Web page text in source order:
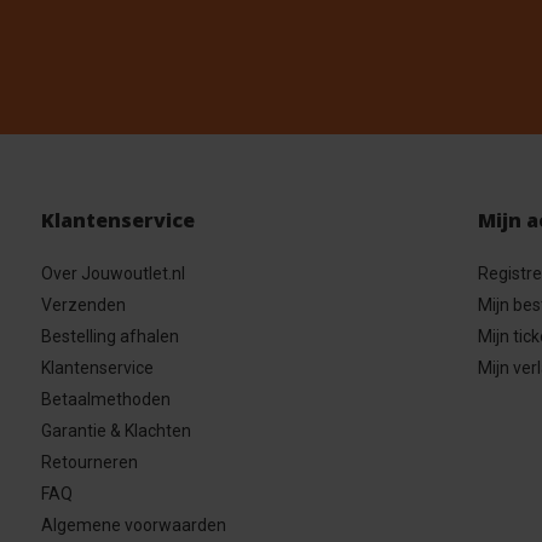
Klantenservice
Over Jouwoutlet.nl
Verzenden
Bestelling afhalen
Klantenservice
Betaalmethoden
Garantie & Klachten
Retourneren
FAQ
Algemene voorwaarden
Mijn
Mijn
Mijn
Mijn